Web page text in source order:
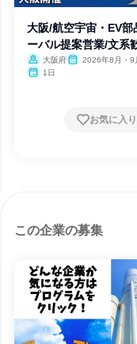
大阪/航空宇宙・EV部
ーバル提案営業/文系
大阪府
2026年8月・9
1日
お気に入り
この企業の募集